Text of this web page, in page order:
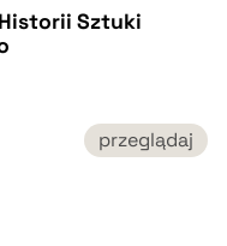
Sztuki
przeglądaj